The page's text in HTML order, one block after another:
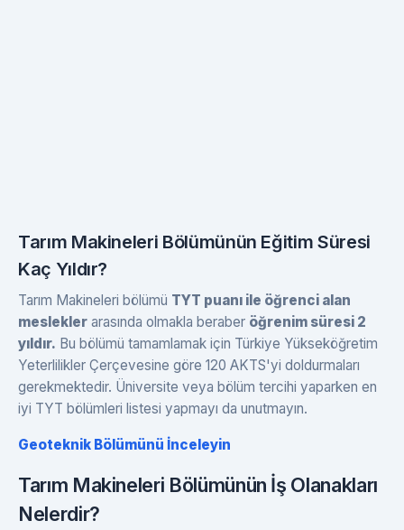
Tarım Makineleri Bölümünün Eğitim Süresi
Kaç Yıldır?
Tarım Makineleri bölümü TYT puanı ile öğrenci alan
meslekler arasında olmakla beraber öğrenim süresi 2
yıldır. Bu bölümü tamamlamak için Türkiye Yükseköğretim
Yeterlilikler Çerçevesine göre 120 AKTS'yi doldurmaları
gerekmektedir. Üniversite veya bölüm tercihi yaparken en
iyi TYT bölümleri listesi yapmayı da unutmayın.
Geoteknik Bölümünü İnceleyin
Tarım Makineleri Bölümünün İş Olanakları
Nelerdir?